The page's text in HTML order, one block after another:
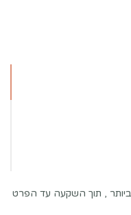
, תוך השקעה עד הפרט